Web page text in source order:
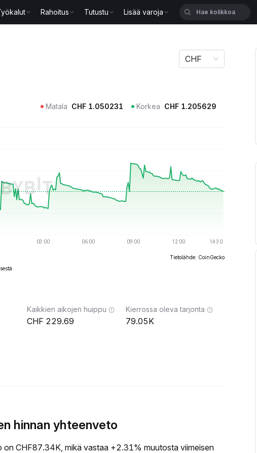
Rahoitus Tutustu Lisää varoja
CHF
Matala CHF 1.050231 Korkea CHF 1.205629
Tietolähde: CoinGecko
Kaikkien aikojen huippu
229.69
Kierrossa oleva tarjonta
79.05K
hinnan yhteenveto
CHF87.34K, mikä vastaa +2.31% muutosta viimeisen